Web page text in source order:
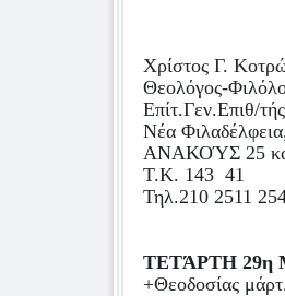
Χρίστος Γ.
Θεολόγος-
Επίτ.Γεν.Επιθ/
Νέα
ΑΝΑΚΟΎΣ 25
Τ.Κ. 143 41
Τηλ.210 2511
ΤΕΤΆΡΤΗ 29η
+Θεοδοσίας